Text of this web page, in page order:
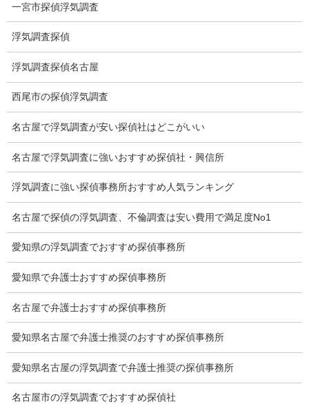
猫の捜索調査料金
報告書サンプル
調査事例
お礼の言葉
Q&A
浮気証拠は何回必要か？
浮気調査時間
調査料金のご質問
調査員の人数（浮気調査）
調査プランのご依頼の割合
慰謝料の相場
離婚手続
探偵社の要点
有責配偶者からの離婚
一宮市探偵浮気調査
浮気調査探偵
浮気調査探偵名古屋
西尾市の探偵浮気調査
名古屋で浮気調査が安い探偵社はどこがいい
名古屋で浮気調査に強いおすすめ探偵社・興信所
浮気調査に強い探偵事務所おすすめ人気ランキング
名古屋で探偵の浮気調査、不倫調査は安い費用で満足度No1
愛知県の浮気調査でおすすめ探偵事務所
愛知県で弁護士おすすめ探偵事務所
名古屋で弁護士おすすめ探偵事務所
愛知県名古屋で弁護士推奨のおすすめ探偵事務所
愛知県名古屋の浮気調査で弁護士推奨の探偵事務所
名古屋市の浮気調査でおすすめ探偵社